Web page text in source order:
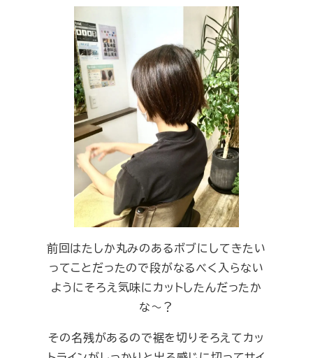
前回はたしか丸みのあるボブにしてきたい
ってことだったので段がなるべく入らない
ようにそろえ気味にカットしたんだったか
な～？
その名残があるので裾を切りそろえてカッ